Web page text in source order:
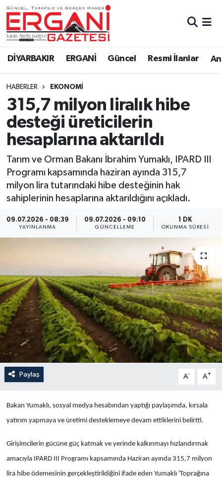
DİYARBAKIR ERGANİ Güncel Resmi İlanlar
HABERLER EKONOMİ
315,7 milyon liralık hibe
desteği üreticilerin
hesaplarına aktarıldı
Tarım ve Orman Bakanı İbrahim Yumaklı, IPARD III
Programı kapsamında haziran ayında 315,7
milyon lira tutarındaki hibe desteğinin hak
sahiplerinin hesaplarına aktarıldığını açıkladı.
09.07.2026 - 08:39
YAYINLANMA
09.07.2026 - 09:10
GÜNCELLEME
1 DK
OKUNMA SÜRESI
Paylaş A- A+
Bakan Yumaklı, sosyal medya hesabından yaptığı paylaşımda, kırsala
yatırım yapmaya ve üretimi desteklemeye devam ettiklerini belirtti.
Girişimcilerin gücüne güç katmak ve yerinde kalkınmayı hızlandırmak
amacıyla IPARD III Programı kapsamında Haziran ayında 315,7 milyon
lira hibe ödemesinin gerçekleştirildiğini ifade eden Yumaklı 'Toprağına
DİYARBAKIR
BİSMİL
BAĞLAR
ERGANİ
Güncel
Eği̇ti̇m
Resmi İlanlar
Sağlık
Si̇yaset
Spor
Yaşam
Bi̇li̇m & Teknoloji̇
Dünya
Eği̇ti̇m
Ergani Nöbetçi Eczaneler
Ergani Hava Durumu
Ergani Trafik Yoğunluk Haritası
Süper Lig Puan Durumu ve Fikstür
Tüm Manşetler
Son Dakika Haberleri
Haber Arşivi